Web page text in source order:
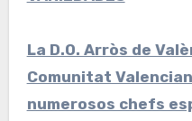
La D.O. Arròs de
Comunitat
numerosos chefs